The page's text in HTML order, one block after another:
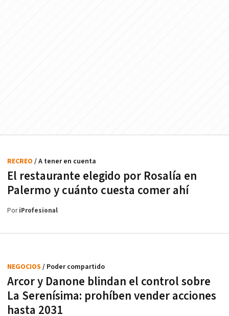
El restaurante elegido por Rosalía en
Palermo y cuánto cuesta comer ahí
RECREO / A tener en cuenta
PoriProfesional
Arcor y Danone blindan el control sobre
La Serenísima: prohíben vender acciones
hasta 2031
NEGOCIOS / Poder compartido